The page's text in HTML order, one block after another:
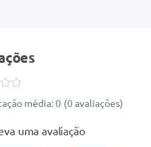
média: 0 (0 avaliações)
uma avaliação